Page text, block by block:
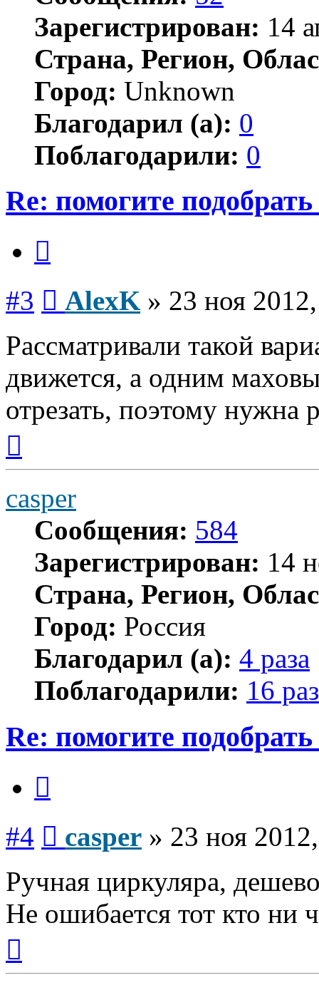
Зарегистрирован: 14
Страна, Регион,
Город: Unknown
Благодарил (а): 0
Поблагодарили: 0
Re: помогите
#3 AlexK » 23 ноя
Рассматривали такой
движется, а одним
отрезать, поэтому нужна
началу
casper
Сообщения: 584
Зарегистрирован: 14
Страна, Регион,
Город: Россия
Благодарил (а): 4 раза
Поблагодарили: 16 раз
Re: помогите
#4 casper » 23 ноя
Ручная циркуляра,
Не ошибается тот кто ни
началу